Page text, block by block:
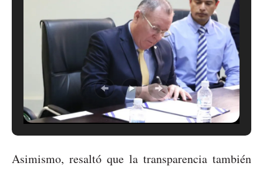
Asimismo, resaltó que la transparencia también